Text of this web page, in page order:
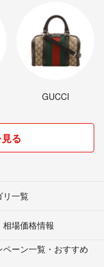
GUCCI
る
リ一覧
相場価格情報
ペーン一覧・おすすめ